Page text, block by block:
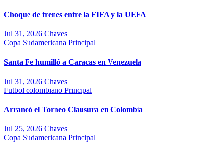
Choque de trenes entre la FIFA y la UEFA
Jul 31, 2026 Chaves
Copa Sudamericana Principal
Santa Fe humilló a Caracas en Venezuela
Jul 31, 2026 Chaves
Futbol colombiano Principal
Arrancó el Torneo Clausura en Colombia
Jul 25, 2026 Chaves
Copa Sudamericana Principal